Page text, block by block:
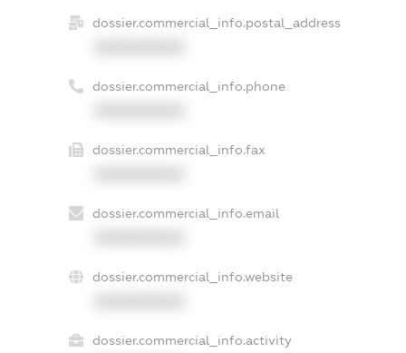
dossier.commercial_info.postal_address
dossier.commercial_info.phone
dossier.commercial_info.fax
dossier.commercial_info.email
dossier.commercial_info.website
dossier.commercial_info.activity